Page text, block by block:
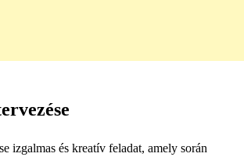
izgalmas és kreatív feladat, amely során